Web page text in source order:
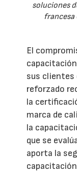
soluciones
francesa
El
sus clientes
reforzado
la
marca de
la
que se
aporta la